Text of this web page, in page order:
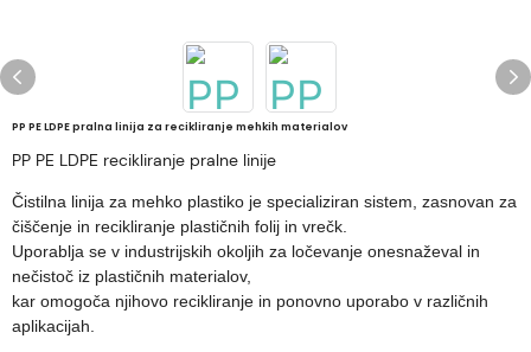
PP PE LDPE pralna linija za recikliranje mehkih materialov
PP PE LDPE recikliranje pralne linije
Čistilna linija za mehko plastiko je specializiran sistem, zasnovan za
čiščenje in recikliranje plastičnih folij in vrečk.
Uporablja se v industrijskih okoljih za ločevanje onesnaževal in
nečistoč iz plastičnih materialov,
kar omogoča njihovo recikliranje in ponovno uporabo v različnih
aplikacijah.